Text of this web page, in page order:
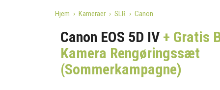
Hjem Kameraer SLR Canon
Canon EOS 5D IV + Gratis
Kamera Rengøringssæt
(Sommerkampagne)